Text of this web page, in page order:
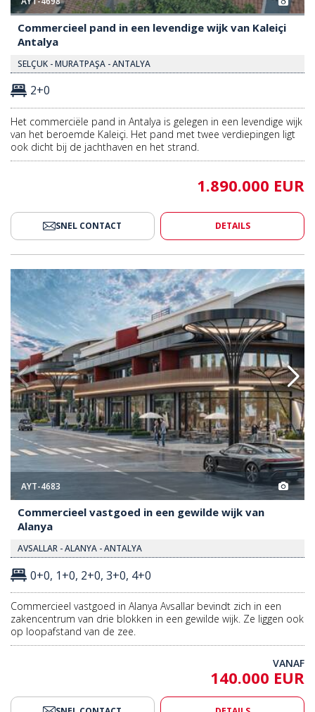
Commercieel pand in een levendige wijk van Kaleiçi
Antalya
SELÇUK - MURATPAŞA - ANTALYA
2+0
van het beroemde Kaleiçi. Het pand met twee verdiepingen ligt
ook dicht bij de jachthaven en het strand.
1.890.000 EUR
Gewilde Wijk Van Alanya 2 Commercieel Vastgoed In Een
AYT-4683
Commercieel vastgoed in een gewilde wijk van
Alanya
AVSALLAR - ALANYA - ANTALYA
0+0, 1+0, 2+0, 3+0, 4+0
zakencentrum van drie blokken in een gewilde wijk. Ze liggen ook
op loopafstand van de zee.
VANAF
140.000 EUR